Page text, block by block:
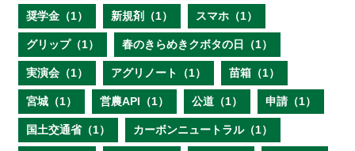
奨学金（1） 新規剤（1） スマホ（1）
グリップ（1） 春のきらめきクボタの日（1）
実演会（1） アグリノート（1） 苗箱（1）
宮城（1） 営農API（1） 公道（1） 申請（1）
国土交通省（1） カーボンニュートラル（1）